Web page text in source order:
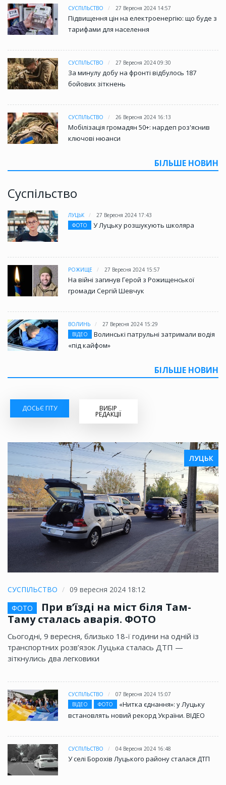
СУСПІЛЬСТВО 27 Вересня 2024 14:57
Підвищення цін на електроенергію: що буде з
тарифами для населення
СУСПІЛЬСТВО 27 Вересня 2024 09:30
За минулу добу на фронті відбулось 187
бойових зіткнень
СУСПІЛЬСТВО 26 Вересня 2024 16:13
Мобілізація громадян 50+: нардеп роз'яснив
ключові нюанси
БІЛЬШЕ НОВИН
Суспільство
ЛУЦЬК
27 Вересня 2024 17:43
ФОТО
У Луцьку розшукують школяра
РОЖИЩЕ 27 Вересня 2024 15:57
На війні загинув Герой з Рожищенської
громади Сергій Шевчук
ВОЛИНЬ
27 Вересня 2024 15:29
ВІДЕО
Волинські патрульні затримали водія
«під кайфом»
БІЛЬШЕ НОВИН
ДОСЬЄ ГІТУ ВИБІР
РЕДАКЦІЇ
ЛУЦЬК
СУСПІЛЬСТВО
09 вересня 2024 18:12
ФОТО
При в’їзді на міст біля Там-
Таму сталась аварія. ФОТО
Сьогодні, 9 вересня, близько 18-ї години на одній із
транспортних розв’язок Луцька сталась ДТП —
зіткнулись два легковики
СУСПІЛЬСТВО
07 Вересня 2024 15:07
ВІДЕО
ФОТО
«Нитка єднання»: у Луцьку
встановлять новий рекорд України. ВІДЕО
СУСПІЛЬСТВО 04 Вересня 2024 16:48
У селі Борохів Луцького району сталася ДТП